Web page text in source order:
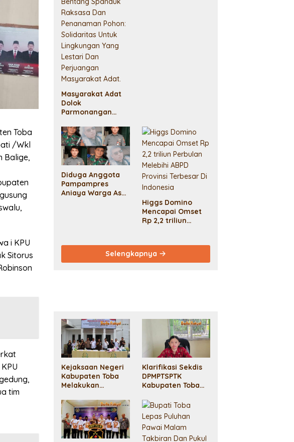
Toba
/Wkl
Balige,
i KPU
Sitorus
tim
Masyarakat Adat
Dolok
Parmonangan
Lingkungan Hidup
Sedunia 2024
Dengan Aksi
Bentang Spanduk
Raksasa Dan
Penanaman
Pohon: Solidaritas
Untuk Lingkungan
Diduga Anggota
Pampampres
Aniaya Warga Asal
Higgs Domino
Mencapai Omset
Rp 2,2 triliun
Terbesar Di
Indonesia
Selengkapnya
Kejaksaan Negeri
Kabupaten Toba
Melakukan
Barang Bukti
Klarifikasi Sekdis
DPMPTSPTK
Kabupaten Toba